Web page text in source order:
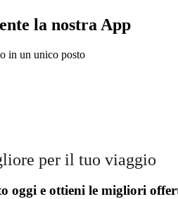
la nostra App
in un unico posto
per il tuo viaggio
oggi e ottieni le migliori